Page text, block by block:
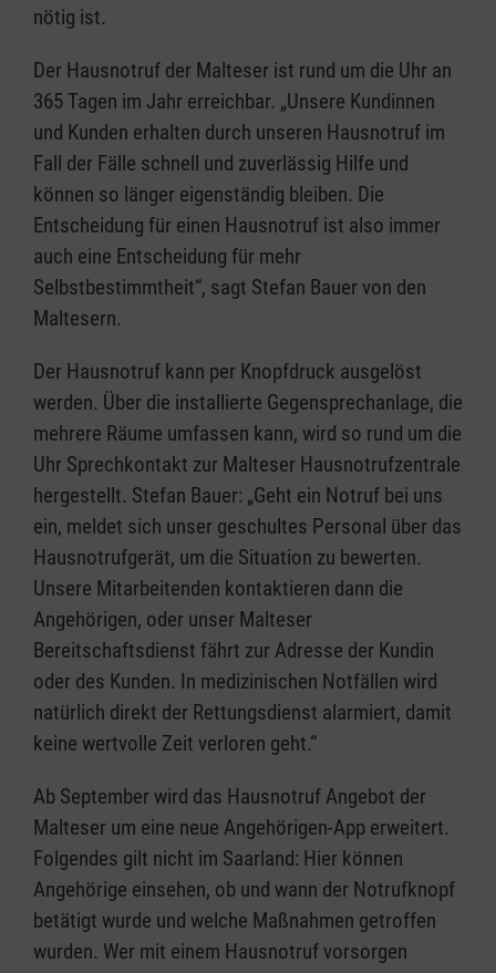
nötig ist.
Der Hausnotruf der Malteser ist rund um die Uhr an
365 Tagen im Jahr erreichbar. „Unsere Kundinnen
und Kunden erhalten durch unseren Hausnotruf im
Fall der Fälle schnell und zuverlässig Hilfe und
können so länger eigenständig bleiben. Die
Entscheidung für einen Hausnotruf ist also immer
auch eine Entscheidung für mehr
Selbstbestimmtheit“, sagt Stefan Bauer von den
Maltesern.
Der Hausnotruf kann per Knopfdruck ausgelöst
werden. Über die installierte Gegensprechanlage, die
mehrere Räume umfassen kann, wird so rund um die
Uhr Sprechkontakt zur Malteser Hausnotrufzentrale
hergestellt. Stefan Bauer: „Geht ein Notruf bei uns
ein, meldet sich unser geschultes Personal über das
Hausnotrufgerät, um die Situation zu bewerten.
Unsere Mitarbeitenden kontaktieren dann die
Angehörigen, oder unser Malteser
Bereitschaftsdienst fährt zur Adresse der Kundin
oder des Kunden. In medizinischen Notfällen wird
natürlich direkt der Rettungsdienst alarmiert, damit
keine wertvolle Zeit verloren geht.“
Ab September wird das Hausnotruf Angebot der
Malteser um eine neue Angehörigen-App erweitert.
Folgendes gilt nicht im Saarland: Hier können
Angehörige einsehen, ob und wann der Notrufknopf
betätigt wurde und welche Maßnahmen getroffen
wurden. Wer mit einem Hausnotruf vorsorgen